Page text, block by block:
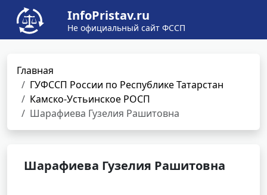
InfoPristav.ru
Не официальный сайт ФССП
Главная
ГУФССП России по Республике Татарстан
Камско-Устьинское РОСП
Шарафиева Гузелия Рашитовна
Шарафиева Гузелия Рашитовна